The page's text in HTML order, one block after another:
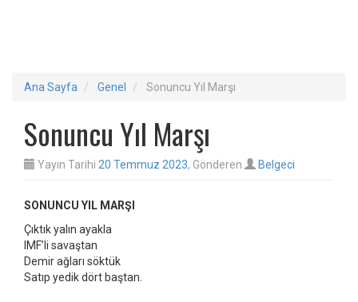
Ana Sayfa Genel Sonuncu Yıl Marşı
Sonuncu Yıl Marşı
Yayın Tarihi 20 Temmuz 2023, Gönderen Belgeci
SONUNCU YIL MARŞI
Çıktık yalın ayakla
IMF’li savaştan
Demir ağları söktük
Satıp yedik dört baştan.